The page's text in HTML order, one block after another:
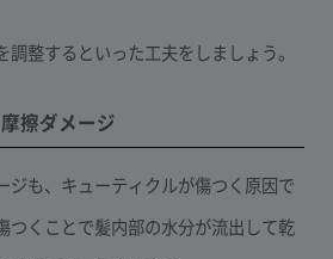
調整するといった工夫をしましょう。
擦ダメージ
ジも、キューティクルが傷つく原因で
つくことで髪内部の水分が流出して乾